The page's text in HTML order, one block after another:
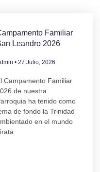
Familiar
Leandro 2026
27 Julio, 2026
Campamento Familiar
de nuestra
ha tenido como
de fondo la Trinidad
en el mundo